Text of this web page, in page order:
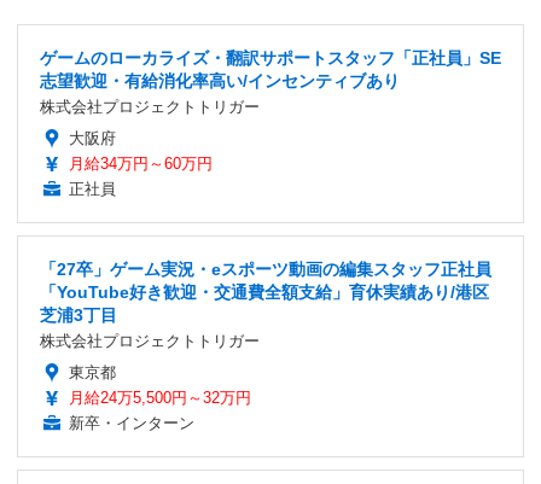
ゲームのローカライズ・翻訳サポートスタッフ「正社員」SE
志望歓迎・有給消化率高い/インセンティブあり
株式会社プロジェクトトリガー
大阪府
月給34万円～60万円
正社員
「27卒」ゲーム実況・eスポーツ動画の編集スタッフ正社員
「YouTube好き歓迎・交通費全額支給」育休実績あり/港区
芝浦3丁目
株式会社プロジェクトトリガー
東京都
月給24万5,500円～32万円
新卒・インターン